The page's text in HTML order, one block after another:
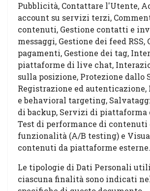
Pubblicità, Contattare l'Utente,
account su servizi terzi,
contenuti, Gestione contatti e
messaggi, Gestione dei feed RSS,
pagamenti, Gestione dei tag,
piattaforme di live chat,
sulla posizione, Protezione dallo
Registrazione ed
e behavioral targeting,
di backup, Servizi di piattaforma
Test di performance di contenuti
funzionalità (A/B testing) e
contenuti da piattaforme esterne.
Le tipologie di Dati Personali
ciascuna finalità sono indicati